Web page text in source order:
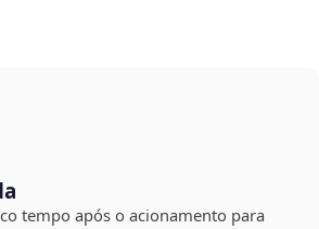
tempo após o acionamento para